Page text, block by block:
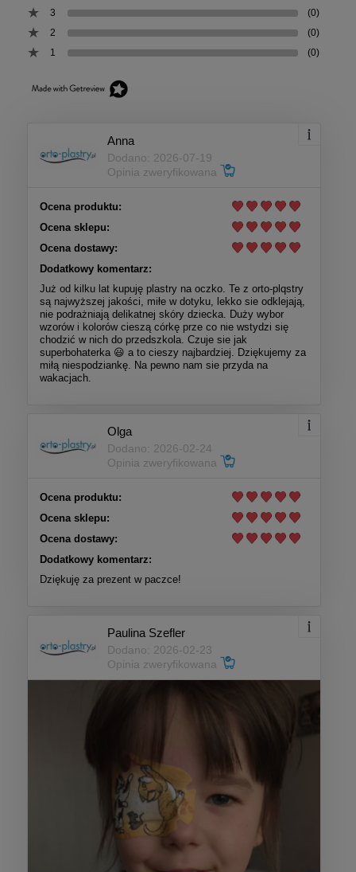
3
(0)
2
(0)
1
(0)
Anna
Dodano: 2026-07-19
Opinia zweryfikowana
Ocena produktu:
Ocena sklepu:
Ocena dostawy:
Dodatkowy komentarz:
Już od kilku lat kupuję plastry na oczko. Te z orto-plqstry
są najwyższej jakości, miłe w dotyku, lekko sie odklejają,
nie podrażniają delikatnej skóry dziecka. Duży wybor
wzorów i kolorów cieszą córkę prze co nie wstydzi się
chodzić w nich do przedszkola. Czuje sie jak
superbohaterka 😃 a to cieszy najbardziej. Dziękujemy za
miłą niespodziankę. Na pewno nam sie przyda na
wakacjach.
Olga
Dodano: 2026-02-24
Opinia zweryfikowana
Ocena produktu:
Ocena sklepu:
Ocena dostawy:
Dodatkowy komentarz:
Dziękuję za prezent w paczce!
Paulina Szefler
Dodano: 2026-02-23
Opinia zweryfikowana